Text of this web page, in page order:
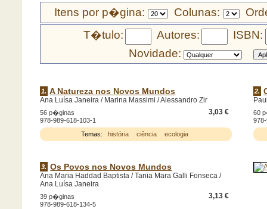
Itens por p�gina: Colunas:
T�tulo:
Autores:
ISBN:
Novidade:
1. A Natureza nos Novos Mundos
Ana Luísa Janeira / Marina Massimi / Alessandro Zir
3,03 €
56 p�ginas
978-989-618-103-1
Temas:
história ciência ecologia
2.
60
3. Os Povos nos Novos Mundos
Ana Maria Haddad Baptista / Tania Mara Galli Fonseca /
Ana Luísa Janeira
3,13 €
39 p�ginas
978-989-618-134-5